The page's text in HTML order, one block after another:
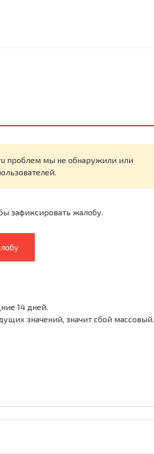
проблем мы не обнаружили или
зафиксировать жалобу.
14 дней.
значений, значит сбой массовый.